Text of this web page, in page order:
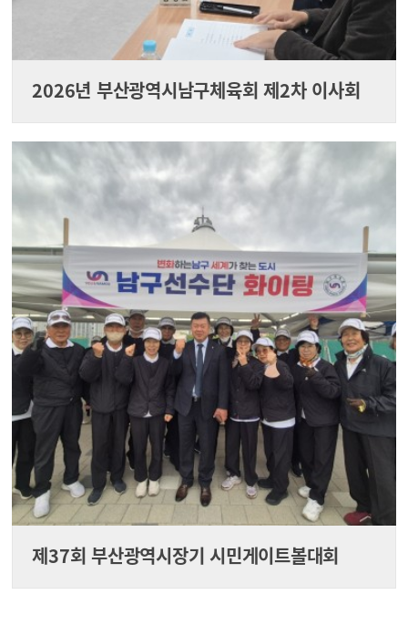
2026년 부산광역시남구체육회 제2차 이사회
제37회 부산광역시장기 시민게이트볼대회